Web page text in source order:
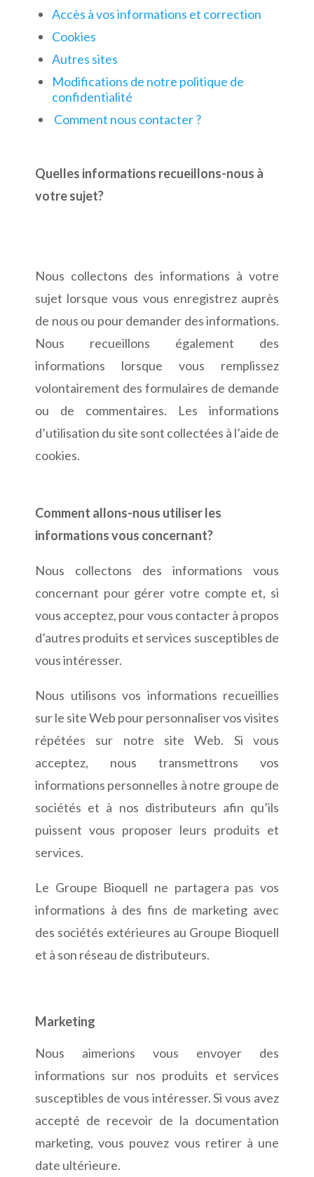
Accès à vos informations et correction
Cookies
Autres sites
Modifications de notre politique de
confidentialité
Comment nous contacter ?
Quelles informations recueillons-nous à
votre sujet?
Nous collectons des informations à votre
sujet lorsque vous vous enregistrez auprès
de nous ou pour demander des informations.
Nous recueillons également des
informations lorsque vous remplissez
volontairement des formulaires de demande
ou de commentaires. Les informations
d’utilisation du site sont collectées à l’aide de
cookies.
Comment allons-nous utiliser les
informations vous concernant?
Nous collectons des informations vous
concernant pour gérer votre compte et, si
vous acceptez, pour vous contacter à propos
d’autres produits et services susceptibles de
vous intéresser.
Nous utilisons vos informations recueillies
sur le site Web pour personnaliser vos visites
répétées sur notre site Web. Si vous
acceptez, nous transmettrons vos
informations personnelles à notre groupe de
sociétés et à nos distributeurs afin qu’ils
puissent vous proposer leurs produits et
services.
Le Groupe Bioquell ne partagera pas vos
informations à des fins de marketing avec
des sociétés extérieures au Groupe Bioquell
et à son réseau de distributeurs.
Marketing
Nous aimerions vous envoyer des
informations sur nos produits et services
susceptibles de vous intéresser. Si vous avez
accepté de recevoir de la documentation
marketing, vous pouvez vous retirer à une
date ultérieure.